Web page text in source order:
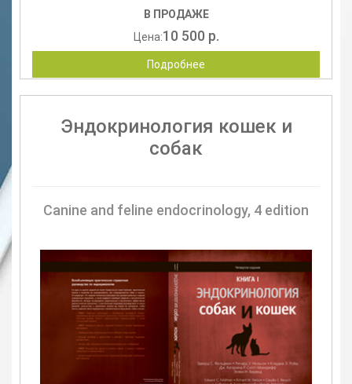
В ПРОДАЖЕ
Цена:10 500 р.
Подробнее
Эндокринология кошек и
собак
Canine and feline endocrinology, 4 edition